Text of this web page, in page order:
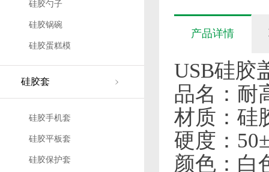
硅胶勺子
硅胶锅碗
硅胶蛋糕模
硅胶套
硅胶手机套
硅胶平板套
硅胶保护套
产品详情
USB硅胶
品名：耐
材质：硅
硬度：
颜色：白